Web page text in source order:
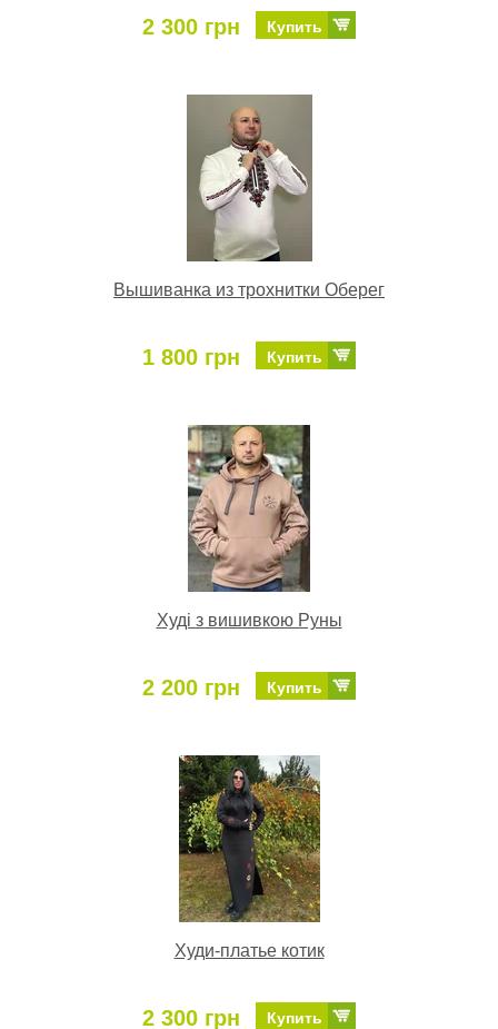
2 300 грн Купить
Вышиванка из трохнитки Оберег
1 800 грн Купить
Худі з вишивкою Руны
2 200 грн Купить
Худи-платье котик
2 300 грн Купить